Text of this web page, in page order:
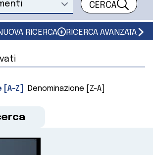
CERCA
RICERCA RICERCA AVANZATA
Z]
Denominazione [Z-A]